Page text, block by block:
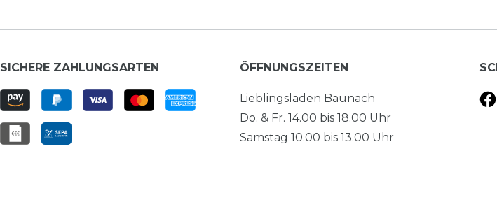
SICHERE ZAHLUNGSARTEN ÖFFNUNGSZEITEN
Lieblingsladen Baunach
Do. & Fr. 14.00 bis 18.00 Uhr
Samstag 10.00 bis 13.00 Uhr